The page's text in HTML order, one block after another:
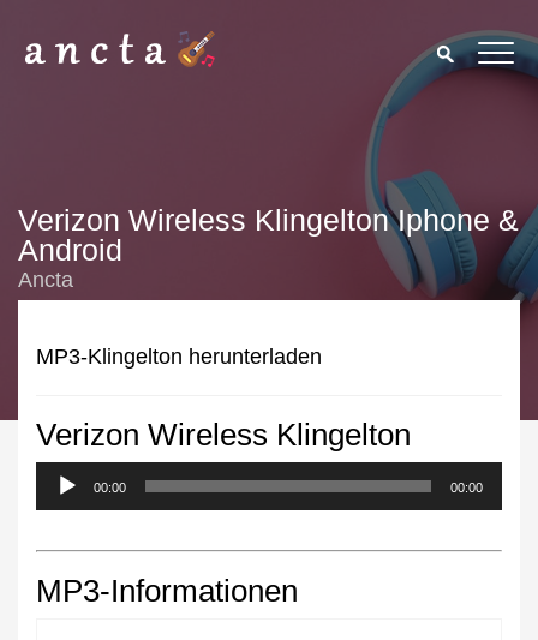
Verizon Wireless Klingelton Iphone &
Android
Ancta
MP3-Klingelton herunterladen
Verizon Wireless Klingelton
00:00 00:00
MP3-Informationen
We use cookies to enhance your experience. By continuing to
visit this site you agree to our use of cookies.
Privacy Policy